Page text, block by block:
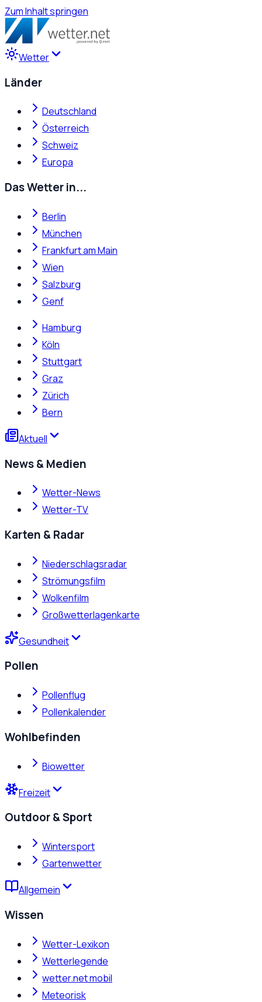
Zum Inhalt springen
Wetter
Länder
Deutschland
Österreich
Schweiz
Europa
Das Wetter in...
Berlin
München
Frankfurt am Main
Wien
Salzburg
Genf
Hamburg
Köln
Stuttgart
Graz
Zürich
Bern
Aktuell
News & Medien
Wetter-News
Wetter-TV
Karten & Radar
Niederschlagsradar
Strömungsfilm
Wolkenfilm
Großwetterlagenkarte
Gesundheit
Pollen
Pollenflug
Pollenkalender
Wohlbefinden
Biowetter
Freizeit
Outdoor & Sport
Wintersport
Gartenwetter
Allgemein
Wissen
Wetter-Lexikon
Wetterlegende
wetter.net mobil
Meteorisk